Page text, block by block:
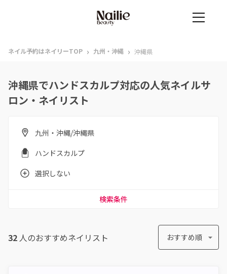
ネイル予約はネイリーTOP › 九州・沖縄 › 沖縄県
沖縄県でハンドスカルプ対応の人気ネイルサ
ロン・ネイリスト
九州・沖縄/沖縄県
ハンドスカルプ
選択しない
検索条件
32 人のおすすめネイリスト おすすめ順